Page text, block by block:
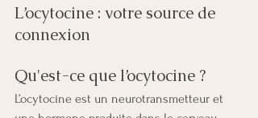
L’ocytocine : votre source de
connexion
Qu'est-ce que l’ocytocine ?
L’ocytocine est un neurotransmetteur et